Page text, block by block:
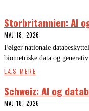
Storbritannien: AI
MAJ 18, 2026
Følger nationale
biometriske data og
LÆS MERE
Schweiz: AI og
MAJ 18, 2026